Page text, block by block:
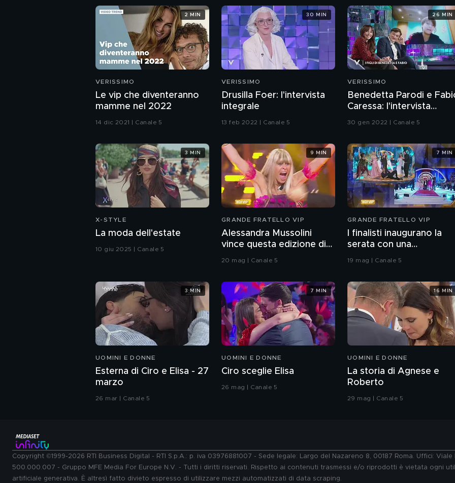
VERISSIMO
Le vip che diventeranno
mamme nel 2022
14 dic 2021 | Canale 5
2 MIN
VERISSIMO
Drusilla Foer: l'intervista
integrale
13 feb 2022 | Canale 5
30 MIN
VERISSIMO
Benedetta Parodi e
Caressa: l'intervista
30 gen 2022 | Canale 5
26 MIN
X-STYLE
La moda dell'estate
10 giu 2025 | Canale 5
3 MIN
GRANDE FRATELLO VIP
Alessandra Mussolini
vince questa edizione di
Grande Fratello VIP
20 mag | Canale 5
9 MIN
GRANDE FRATELLO VIP
I finalisti inaugurano la
serata con una
coreografia
19 mag | Canale 5
7 MIN
UOMINI E DONNE
Esterna di Ciro e Elisa - 27
marzo
26 mar | Canale 5
3 MIN
UOMINI E DONNE
Ciro sceglie Elisa
26 mag | Canale 5
7 MIN
UOMINI E DONNE
La storia di Agnese e
Roberto
29 mag | Canale 5
16 MIN
Copyright ©1999-2026 RTI Business Digital - RTI S.p.A.: p. iva 03976881007 - Sede legale: Largo del Nazareno 8, 00187 Roma. Uffici:
500.000.007 - Gruppo MFE Media For Europe N.V. - Tutti i diritti riservati. Rispetto ai contenuti trasmessi e/o riprodotti è vietata ogni
artificiale generativa. È altresì fatto divieto espresso di utilizzare mezzi automatizzati di data scraping.